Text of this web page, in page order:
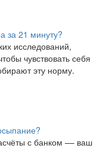
за 21 минуту?
исследований,
чувствовать себя
эту норму.
с банком –– ваш